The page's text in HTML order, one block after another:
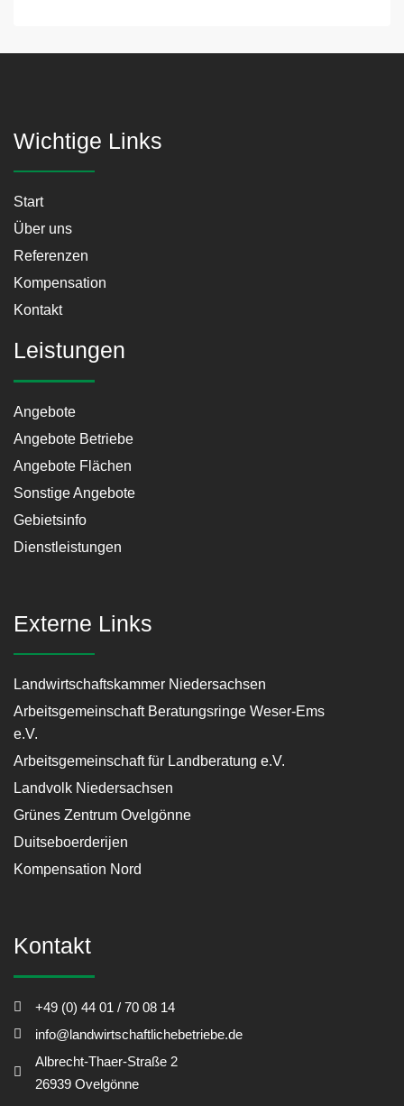
Wichtige Links
Start
Über uns
Referenzen
Kompensation
Kontakt
Leistungen
Angebote
Angebote Betriebe
Angebote Flächen
Sonstige Angebote
Gebietsinfo
Dienstleistungen
Externe Links
Landwirtschaftskammer Niedersachsen
Arbeitsgemeinschaft Beratungsringe Weser-Ems
e.V.
Arbeitsgemeinschaft für Landberatung e.V.
Landvolk Niedersachsen
Grünes Zentrum Ovelgönne
Duitseboerderijen
Kompensation Nord
Kontakt
+49 (0) 44 01 / 70 08 14
info@landwirtschaftlichebetriebe.de
Albrecht-Thaer-Straße 2
26939 Ovelgönne